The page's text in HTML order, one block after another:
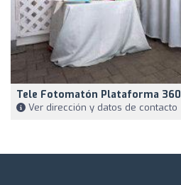
Tele Fotomatón Plataforma 360
Ver dirección y datos de contacto